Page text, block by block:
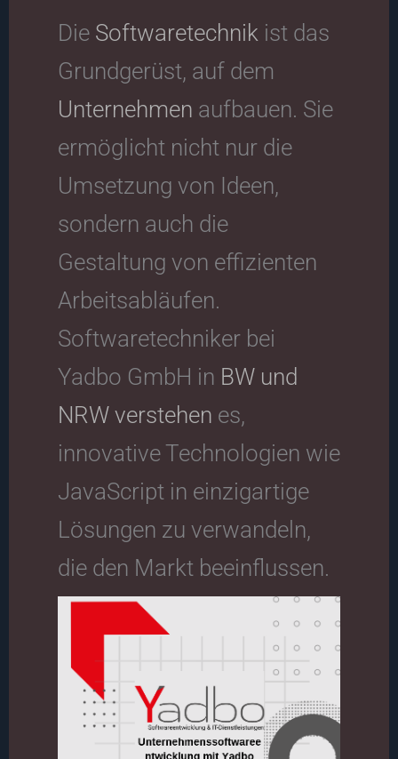
Die Softwaretechnik ist das
Grundgerüst, auf dem
Unternehmen aufbauen. Sie
ermöglicht nicht nur die
Umsetzung von Ideen,
sondern auch die
Gestaltung von effizienten
Arbeitsabläufen.
Softwaretechniker bei
Yadbo GmbH in BW und
NRW verstehen es,
innovative Technologien wie
JavaScript in einzigartige
Lösungen zu verwandeln,
die den Markt beeinflussen.